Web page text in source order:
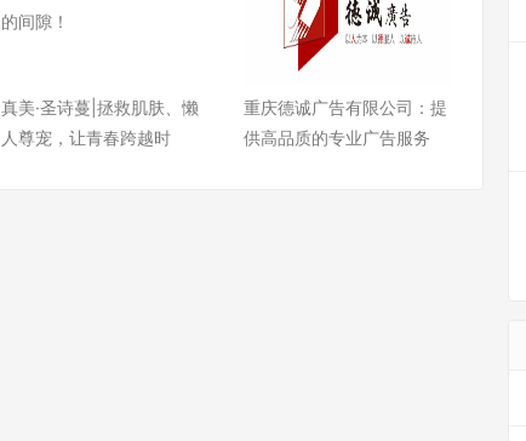
真美·圣诗蔓|拯救肌肤、懒
人尊宠，让青春跨越时
重庆德诚广告有限公司：提
供高品质的专业广告服务